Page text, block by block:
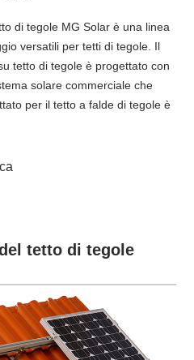
di tegole MG Solar è una linea
versatili per tetti di tegole. Il
tetto di tegole è progettato con
solare commerciale che
per il tetto a falde di tegole è
tetto di tegole